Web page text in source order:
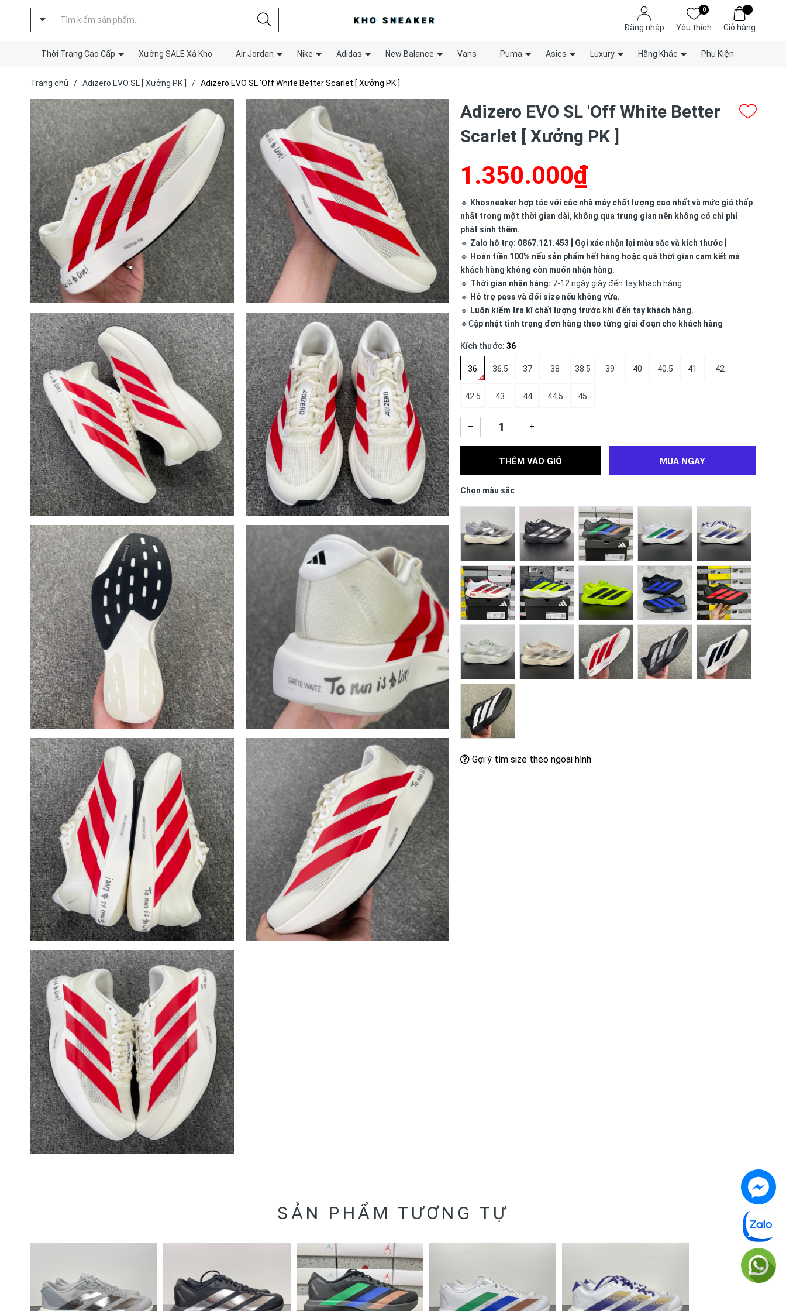
Đăng nhập
0
Yêu thích Giỏ hàng
Thời Trang Cao Cấp Xưởng SALE Xả Kho Air Jordan Nike Adidas New Balance Vans Puma Asics Luxury Hãng Khác Phụ Kiện
Trang chủ / Adizero EVO SL [ Xưởng PK ] / Adizero EVO SL 'Off White Better Scarlet [ Xưởng PK ]
Adizero EVO SL 'Off White Better
Scarlet [ Xưởng PK ]
1.350.000₫
🔹 Khosneaker hợp tác với các nhà máy chất lượng cao nhất và mức giá thấp
nhất trong một thời gian dài, không qua trung gian nên không có chi phí
phát sinh thêm.
🔹 Zalo hỗ trợ: 0867.121.453 [ Gọi xác nhận lại màu sắc và kích thước ]
🔹 Hoàn tiền 100% nếu sản phẩm hết hàng hoặc quá thời gian cam kết mà
khách hàng không còn muốn nhận hàng.
🔹 Thời gian nhận hàng: 7-12 ngày giày đến tay khách hàng
🔹 Hỗ trợ pass và đổi size nếu không vừa.
🔹 Luôn kiểm tra kĩ chất lượng trước khi đến tay khách hàng.
🔹Cập nhật tình trạng đơn hàng theo từng giai đoạn cho khách hàng
Kích thước: 36
36 36.5 37 38 38.5 39 40 40.5 41 42
42.5 43 44 44.5 45
– +
THÊM VÀO GIỎ MUA NGAY
Chọn màu sắc
Gợi ý tìm size theo ngoại hình
SẢN PHẨM TƯƠNG TỰ